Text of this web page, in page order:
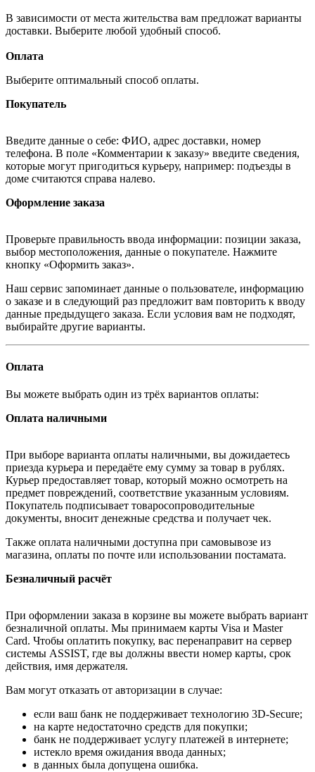
В зависимости от места жительства вам предложат варианты
доставки. Выберите любой удобный способ.
Оплата
Выберите оптимальный способ оплаты.
Покупатель
Введите данные о себе: ФИО, адрес доставки, номер
телефона. В поле «Комментарии к заказу» введите сведения,
которые могут пригодиться курьеру, например: подъезды в
доме считаются справа налево.
Оформление заказа
Проверьте правильность ввода информации: позиции заказа,
выбор местоположения, данные о покупателе. Нажмите
кнопку «Оформить заказ».
Наш сервис запоминает данные о пользователе, информацию
о заказе и в следующий раз предложит вам повторить к вводу
данные предыдущего заказа. Если условия вам не подходят,
выбирайте другие варианты.
Оплата
Вы можете выбрать один из трёх вариантов оплаты:
Оплата наличными
При выборе варианта оплаты наличными, вы дожидаетесь
приезда курьера и передаёте ему сумму за товар в рублях.
Курьер предоставляет товар, который можно осмотреть на
предмет повреждений, соответствие указанным условиям.
Покупатель подписывает товаросопроводительные
документы, вносит денежные средства и получает чек.
Также оплата наличными доступна при самовывозе из
магазина, оплаты по почте или использовании постамата.
Безналичный расчёт
При оформлении заказа в корзине вы можете выбрать вариант
безналичной оплаты. Мы принимаем карты Visa и Master
Card. Чтобы оплатить покупку, вас перенаправит на сервер
системы ASSIST, где вы должны ввести номер карты, срок
действия, имя держателя.
Вам могут отказать от авторизации в случае:
если ваш банк не поддерживает технологию 3D-Secure;
на карте недостаточно средств для покупки;
банк не поддерживает услугу платежей в интернете;
истекло время ожидания ввода данных;
в данных была допущена ошибка.